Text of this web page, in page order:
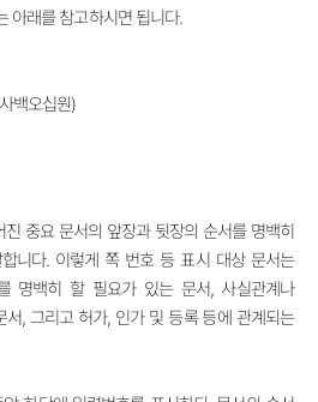
아래를 참고하시면 됩니다.
백오십원)
중요 문서의 앞장과 뒷장의 순서를 명백히
니다. 이렇게 쪽 번호 등 표시 대상 문서는
명백히 할 필요가 있는 문서, 사실관계나
서, 그리고 허가, 인가 및 등록 등에 관계되는